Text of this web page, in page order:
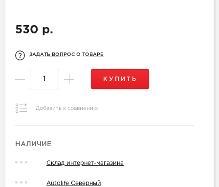
530 р.
ЗАДАТЬ ВОПРОС О ТОВАРЕ
КУПИТЬ
Добавить к сравнению
НАЛИЧИЕ
Склад интернет-магазина
Autolife Северный